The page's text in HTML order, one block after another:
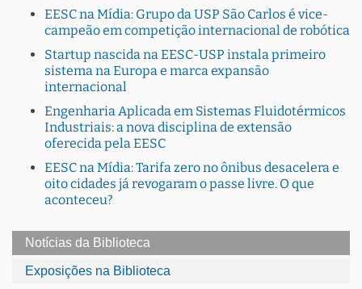
Notícias da Biblioteca
Exposições na Biblioteca
EESC na Mídia: Grupo da USP São Carlos é vice-
campeão em competição internacional de robótica
Startup nascida na EESC-USP instala primeiro
sistema na Europa e marca expansão
internacional
Engenharia Aplicada em Sistemas Fluidotérmicos
Industriais: a nova disciplina de extensão
oferecida pela EESC
EESC na Mídia: Tarifa zero no ônibus desacelera e
oito cidades já revogaram o passe livre. O que
aconteceu?